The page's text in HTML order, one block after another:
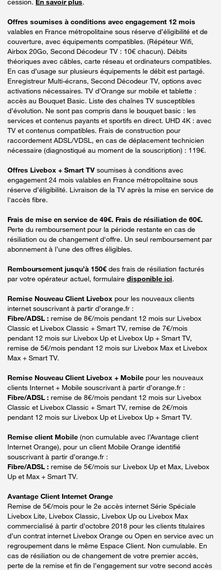
Offres soumises à conditions avec engagement 12 mois
valables en France métropolitaine sous réserve d’éligibilité et de
couverture, avec équipements compatibles. (Répéteur Wifi,
Airbox 20Go, Second Décodeur TV : 10€ chacun). Débits
théoriques avec câbles, carte réseau et ordinateurs compatibles.
En cas d’usage sur plusieurs équipements le débit est partagé.
Enregistreur Multi-écrans, Second Décodeur TV, options avec
activations nécessaires. TV d’Orange sur mobile et tablette :
accès au Bouquet Basic. Liste des chaînes TV susceptibles
d’évolution. Ne sont pas compris dans le bouquet basic : les
services et contenus payants et sportifs en direct. UHD 4K : avec
TV et contenus compatibles. Frais de construction pour
raccordement ADSL/VDSL, en cas de déplacement technicien
nécessaire (diagnostiqué au moment de la souscription) : 119€.
Offres Livebox + Smart TV soumises à conditions avec
engagement 24 mois valables en France métropolitaine sous
réserve d’éligibilité. Livraison de la TV après la mise en service de
l'accès fibre.
Frais de mise en service de 49€. Frais de résiliation de 60€.
Perte du remboursement pour la période restante en cas de
résiliation ou de changement d'offre. Un seul remboursement par
abonnement à l’une des offres éligibles.
Remboursement jusqu’à 150€ des frais de résiliation facturés
par votre opérateur actuel, formulaire disponible ici.
Remise Nouveau Client Livebox pour les nouveaux clients
internet souscrivant à partir d’orange.fr :
Fibre/ADSL : remise de 8€/mois pendant 12 mois sur Livebox
Classic et Livebox Classic + Smart TV, remise de 7€/mois
pendant 12 mois sur Livebox Up et Livebox Up + Smart TV,
remise de 5€/mois pendant 12 mois sur Livebox Max et Livebox
Max + Smart TV.
Remise Nouveau Client Livebox + Mobile pour les nouveaux
clients Internet + Mobile souscrivant à partir d’orange.fr :
Fibre/ADSL : remise de 8€/mois pendant 12 mois sur Livebox
Classic et Livebox Classic + Smart TV, remise de 2€/mois
pendant 12 mois sur Livebox Up et Livebox Up + Smart TV.
Remise client Mobile (non cumulable avec l’Avantage client
Internet Orange), pour un client Mobile Orange identifié
souscrivant à partir d’orange.fr :
Fibre/ADSL : remise de 5€/mois sur Livebox Up et Max, Livebox
Up et Max + Smart TV.
Avantage Client Internet Orange
Remise de 5€/mois pour le 2e accès internet Série Spéciale
Livebox Lite, Livebox Classic, Livebox Up ou Livebox Max
commercialisé à partir d’octobre 2018 pour les clients titulaires
d’un contrat internet Livebox Orange ou Open en service avec un
regroupement dans le même Espace Client. Non cumulable. En
cas de résiliation ou de changement de votre premier accès,
perte de la remise et fin de l’engagement sur votre second accès